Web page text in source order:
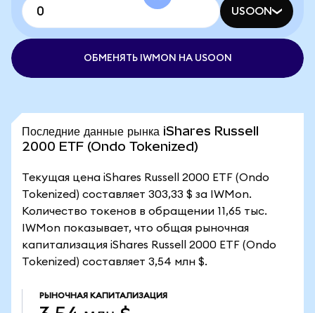
USOON
ОБМЕНЯТЬ IWMON НА USOON
Последние данные рынка iShares Russell
2000 ETF (Ondo Tokenized)
Текущая цена iShares Russell 2000 ETF (Ondo
Tokenized) составляет 303,33 $ за IWMon.
Количество токенов в обращении 11,65 тыс.
IWMon показывает, что общая рыночная
капитализация iShares Russell 2000 ETF (Ondo
Tokenized) составляет 3,54 млн $.
РЫНОЧНАЯ КАПИТАЛИЗАЦИЯ